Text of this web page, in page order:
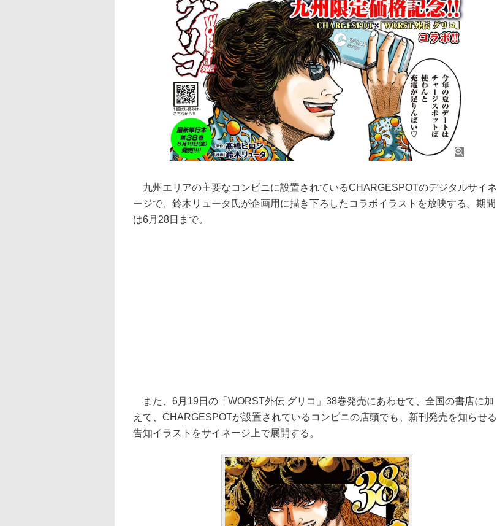
九州エリアの主要なコンビニに設置されているCHARGESPOTのデジタルサイネ
ージで、鈴木リュータ氏が企画用に描き下ろしたコラボイラストを放映する。期間
は6月28日まで。
また、6月19日の「WORST外伝 グリコ」38巻発売にあわせて、全国の書店に加
えて、CHARGESPOTが設置されているコンビニの店頭でも、新刊発売を知らせる
告知イラストをサイネージ上で展開する。